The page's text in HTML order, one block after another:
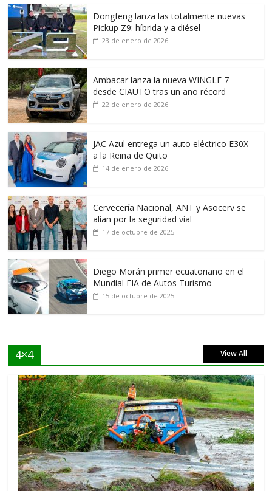
Dongfeng lanza las totalmente nuevas
Pickup Z9: híbrida y a diésel
23 de enero de 2026
Ambacar lanza la nueva WINGLE 7
desde CIAUTO tras un año récord
22 de enero de 2026
JAC Azul entrega un auto eléctrico E30X
a la Reina de Quito
14 de enero de 2026
Cervecería Nacional, ANT y Asocerv se
alían por la seguridad vial
17 de octubre de 2025
Diego Morán primer ecuatoriano en el
Mundial FIA de Autos Turismo
15 de octubre de 2025
4×4 View All